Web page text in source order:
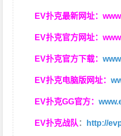
EV扑克最新网址：
EV扑克官方网址：
EV扑克官方下载：
EV扑克电脑版网址：
EV扑克GG官方：
EV扑克战队 ： http://